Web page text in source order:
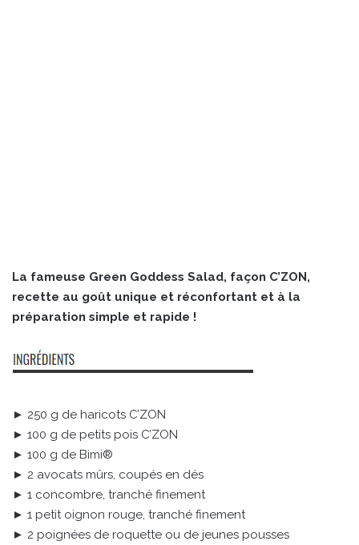
La fameuse Green Goddess Salad, façon C’ZON,
recette au goût unique et réconfortant et à la
préparation simple et rapide !
► 250 g de haricots C’ZON
► 100 g de petits pois C’ZON
► 100 g de Bimi®
► 2 avocats mûrs, coupés en dés
► 1 concombre, tranché finement
► 1 petit oignon rouge, tranché finement
► 2 poignées de roquette ou de jeunes pousses